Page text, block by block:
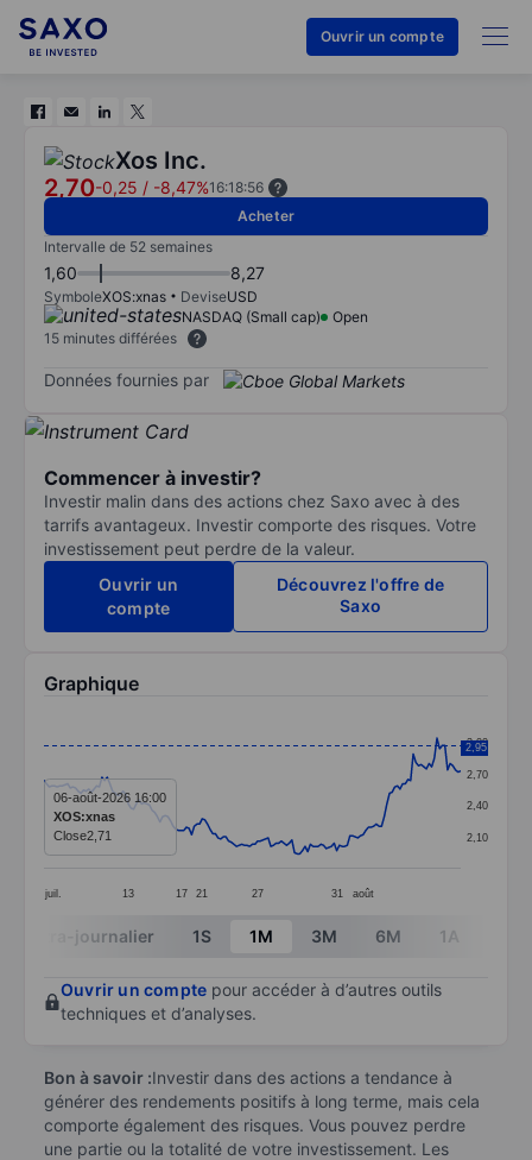
Ouvrir un compte
Xos Inc.
2,70-0,25 / -8,47%16:18:56
Acheter
Intervalle de 52 semaines
1,60 8,27
SymboleXOS:xnas DeviseUSD
NASDAQ (Small cap)
Open
15 minutes différées
Données fournies par
Commencer à investir?
Investir malin dans des actions chez Saxo avec à des
tarrifs avantageux. Investir comporte des risques. Votre
investissement peut perdre de la valeur.
Ouvrir un
compte
Découvrez l'offre de
Saxo
Graphique
The chart has 1 X axis displaying categories.
The chart has 1 Y axis displaying values. Data
juil. 13 17 21 27 31 août
2,10
2,40
2,70
3,00
2,95
06-août-2026 16:00
XOS:xnas
Close2,71
End of interactive chart.
Intra-journalier 1S 1M 3M 6M 1A
Ouvrir un compte pour accéder à d’autres outils
techniques et d’analyses.
Bon à savoir :Investir dans des actions a tendance à
générer des rendements positifs à long terme, mais cela
comporte également des risques. Vous pouvez perdre
une partie ou la totalité de votre investissement. Les